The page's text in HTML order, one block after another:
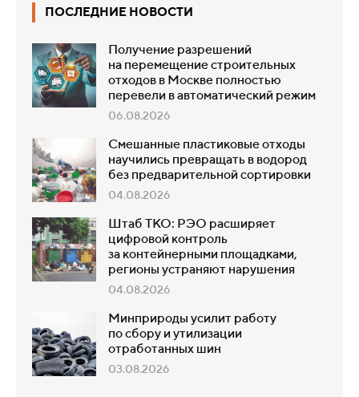
ПОСЛЕДНИЕ НОВОСТИ
Получение разрешений
на перемещение строительных
отходов в Москве полностью
перевели в автоматический режим
06.08.2026
Смешанные пластиковые отходы
научились превращать в водород
без предварительной сортировки
04.08.2026
Штаб ТКО: РЭО расширяет
цифровой контроль
за контейнерными площадками,
регионы устраняют нарушения
04.08.2026
Минприроды усилит работу
по сбору и утилизации
отработанных шин
03.08.2026